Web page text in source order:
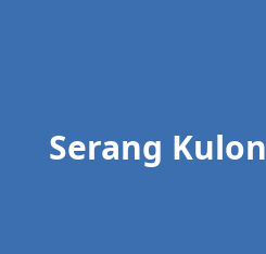
Serang Kulon